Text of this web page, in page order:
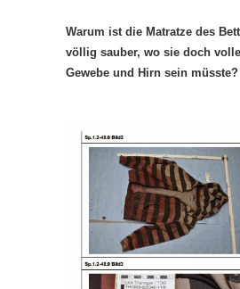
Warum ist die Matratze des
völlig sauber, wo sie doch
Gewebe und Hirn sein müsste?